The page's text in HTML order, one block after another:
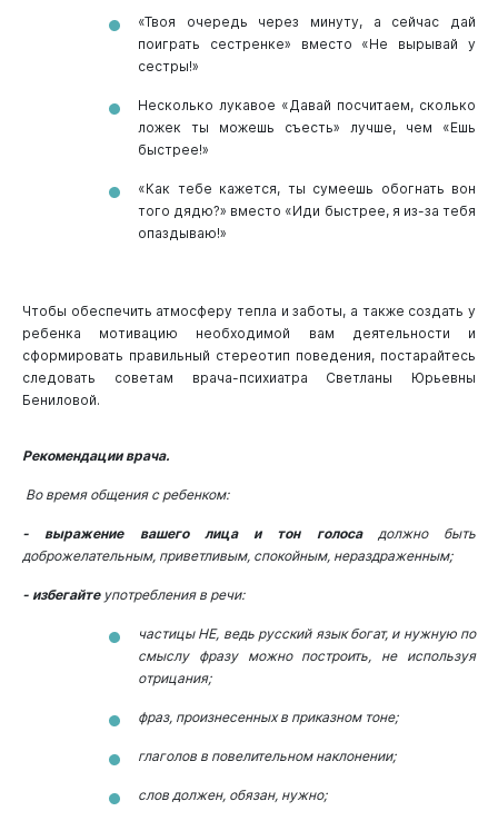
«Твоя очередь через минуту, а сейчас дай
поиграть сестренке» вместо «Не вырывай у
сестры!»
Несколько лукавое «Давай посчитаем, сколько
ложек ты можешь съесть» лучше, чем «Ешь
быстрее!»
«Как тебе кажется, ты сумеешь обогнать вон
того дядю?» вместо «Иди быстрее, я из-за тебя
опаздываю!»
Чтобы обеспечить атмосферу тепла и заботы, а также создать у
ребенка мотивацию необходимой вам деятельности и
сформировать правильный стереотип поведения, постарайтесь
следовать советам врача-психиатра Светланы Юрьевны
Бениловой.
Рекомендации врача.
Во время общения с ребенком:
- выражение вашего лица и тон голосадолжно быть
доброжелательным, приветливым, спокойным, нераздраженным;
- избегайтеупотребления в речи:
частицы НЕ, ведь русский язык богат, и нужную по
смыслу фразу можно построить, не используя
отрицания;
фраз, произнесенных в приказном тоне;
глаголов в повелительном наклонении;
слов должен, обязан, нужно;